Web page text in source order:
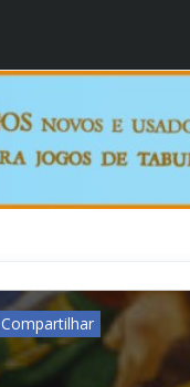
Compartilhar